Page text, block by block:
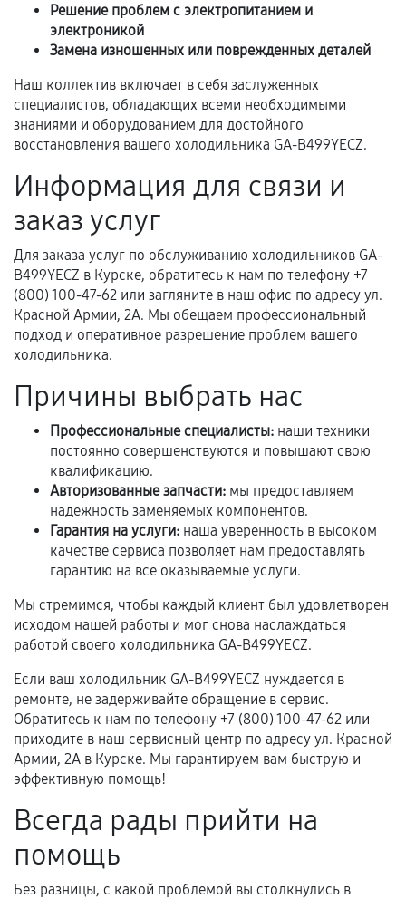
срока.
Программные сбои, если это не указано в
отдельных условиях.
Если комплектующие куплены
Гарантия на выполненные работы может
сохраняться полностью или частично, если
соблюдены следующие условия:
Предоставленные детали подходят по
техническим параметрам и не имеют внешних
дефектов.
Установка была выполнена нашим сервисным
центром.
При этом гарантия на сами комплектующие
остается на стороне производителя или
продавца. За качество сторонних деталей
сервисный центр ответственности не несет.
Решение проблем с электропитанием и
электроникой
Замена изношенных или поврежденных деталей
Наш коллектив включает в себя заслуженных
специалистов, обладающих всеми необходимыми
знаниями и оборудованием для достойного
восстановления вашего холодильника GA-B499YECZ.
Информация для связи и
заказ услуг
Для заказа услуг по обслуживанию холодильников GA-
B499YECZ в Курске, обратитесь к нам по телефону +7
(800) 100-47-62 или загляните в наш офис по адресу ул.
Красной Армии, 2А. Мы обещаем профессиональный
подход и оперативное разрешение проблем вашего
холодильника.
Причины выбрать нас
Профессиональные специалисты: наши техники
постоянно совершенствуются и повышают свою
квалификацию.
Авторизованные запчасти: мы предоставляем
надежность заменяемых компонентов.
Гарантия на услуги: наша уверенность в высоком
качестве сервиса позволяет нам предоставлять
гарантию на все оказываемые услуги.
Мы стремимся, чтобы каждый клиент был удовлетворен
исходом нашей работы и мог снова наслаждаться
работой своего холодильника GA-B499YECZ.
Если ваш холодильник GA-B499YECZ нуждается в
ремонте, не задерживайте обращение в сервис.
Обратитесь к нам по телефону +7 (800) 100-47-62 или
приходите в наш сервисный центр по адресу ул. Красной
Армии, 2А в Курске. Мы гарантируем вам быструю и
эффективную помощь!
Всегда рады прийти на
помощь
Без разницы, с какой проблемой вы столкнулись в